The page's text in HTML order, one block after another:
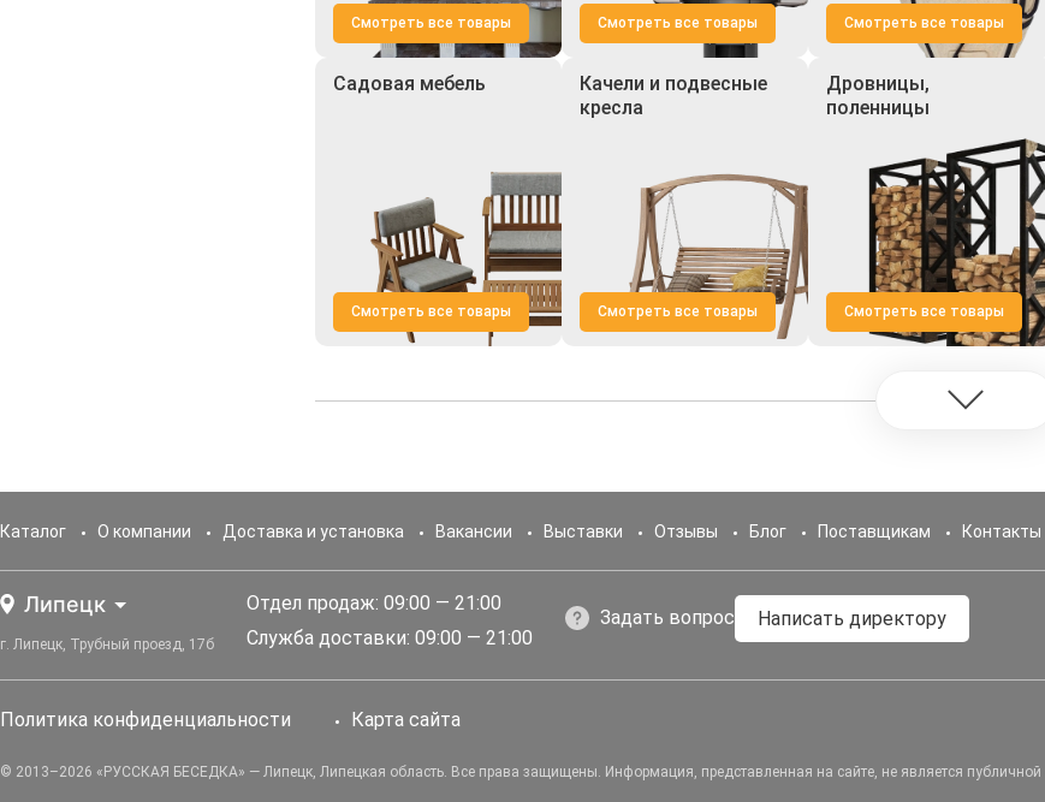
Смотреть все товары Смотреть все товары Смотреть все товары
Садовая мебель
Смотреть все товары
Качели и подвесные
кресла
Смотреть все товары
Дровницы,
поленницы
Смотреть все товары
Каталог О компании Доставка и установка Вакансии Выставки Отзывы Блог Поставщикам Контакты
Липецк
г. Липецк, Трубный проезд, 17б
Отдел продаж: 09:00 — 21:00
Служба доставки: 09:00 — 21:00
Задать вопрос Написать директору
Политика конфиденциальности Карта сайта
© 2013–2026 «РУССКАЯ БЕСЕДКА» — Липецк, Липецкая область. Все права защищены. Информация, представленная на сайте, не является